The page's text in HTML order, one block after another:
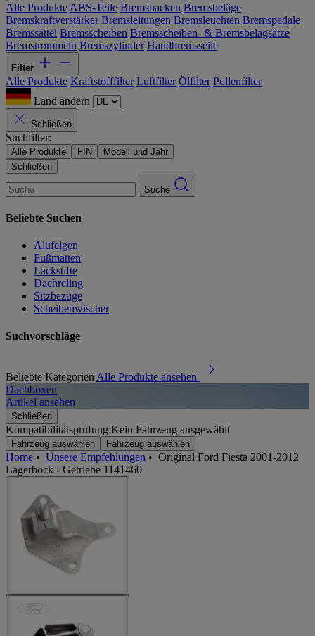
Alle Produkte ABS-Teile Bremsbacken Bremsbeläge
Bremskraftverstärker Bremsleitungen Bremsleuchten Bremspedale
Bremssättel Bremsscheiben Bremsscheiben- & Bremsbelagsätze
Bremstrommeln Bremszylinder Handbremsseile
Filter
Alle Produkte Kraftstofffilter Luftfilter Ölfilter Pollenfilter
Land ändern
Schließen
Suchfilter:
Alle Produkte FIN
Modell und Jahr
Schließen
Suche
Beliebte Suchen
Alufelgen
Fußmatten
Lackstifte
Dachreling
Sitzbezüge
Scheibenwischer
Suchvorschläge
Beliebte Kategorien Alle Produkte ansehen
Dachboxen
Artikel ansehen
Schließen
Kompatibilitätsprüfung:Kein Fahrzeug ausgewählt
Fahrzeug auswählen Fahrzeug auswählen
Home • Unsere Empfehlungen • Original Ford Fiesta 2001-2012
Lagerbock - Getriebe 1141460